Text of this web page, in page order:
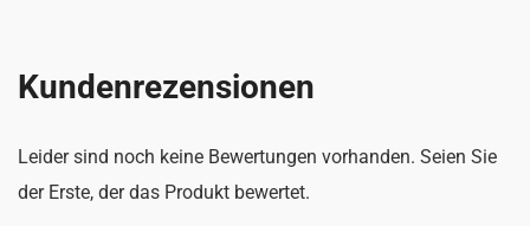
Kundenrezensionen
Leider sind noch keine Bewertungen vorhanden. Seien Sie
der Erste, der das Produkt bewertet.